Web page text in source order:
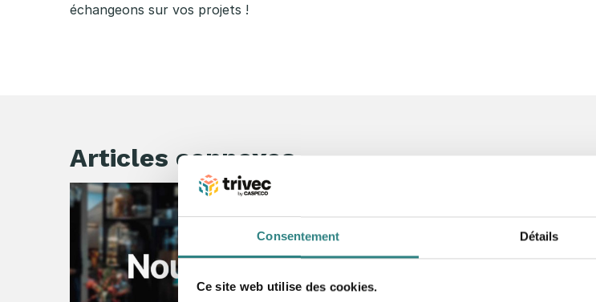
Consentement Détails
Ce site web utilise des cookies.
échangeons sur vos projets !
Articles connexes